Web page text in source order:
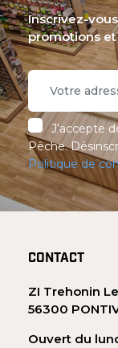
Inscrivez-
promotions
J’accepte
Pêche.
Politique de
CONTACT
ZI Trehonin
56300
Ouvert du